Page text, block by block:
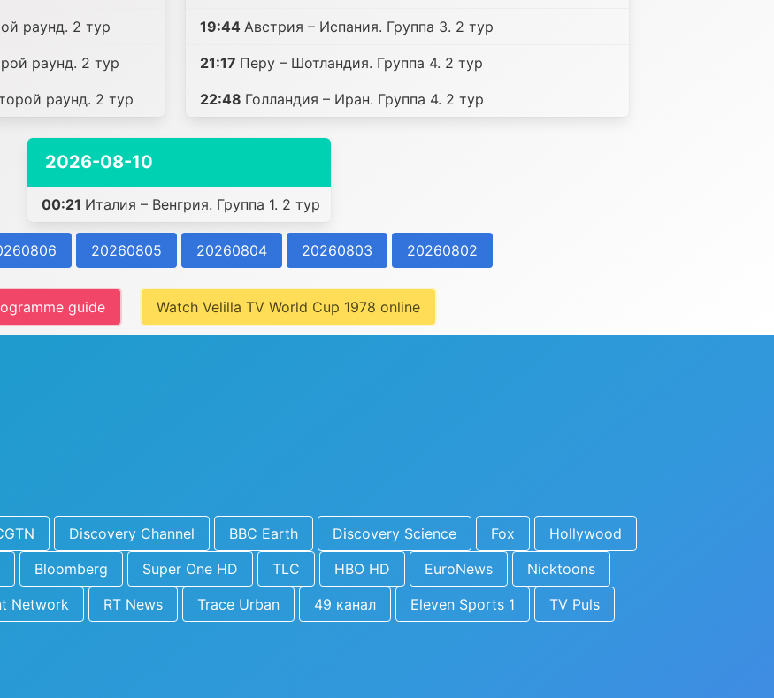
раунд. 2 тур
раунд. 2 тур
раунд. 2 тур
19:44 Австрия – Испания. Группа 3. 2 тур
21:17 Перу – Шотландия. Группа 4. 2 тур
22:48 Голландия – Иран. Группа 4. 2 тур
2026-08-10
00:21 Италия – Венгрия. Группа 1. 2 тур
20260805 20260804 20260803 20260802
guide Watch Velilla TV World Cup 1978 online
Discovery Channel BBC Earth Discovery Science Fox
Hollywood
Bloomberg Super One HD TLC HBO HD EuroNews
Nicktoons
Network RT News Trace Urban 49 канал Eleven Sports 1
TV Puls